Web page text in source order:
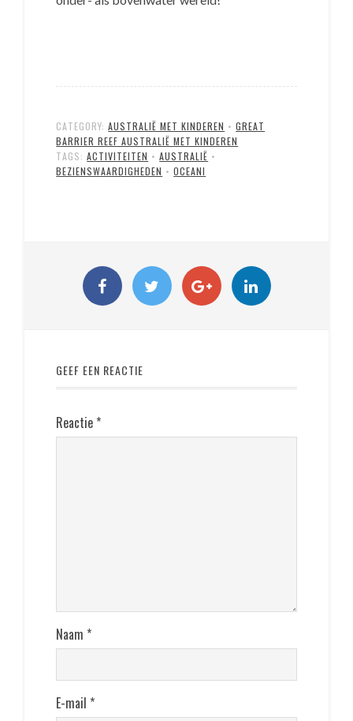
CATEGORY:AUSTRALIË MET KINDEREN •GREAT
BARRIER REEF AUSTRALIË MET KINDEREN
TAGS:ACTIVITEITEN •AUSTRALIË •
BEZIENSWAARDIGHEDEN •OCEANI
GEEF EEN REACTIE
Reactie *
Naam *
E-mail *